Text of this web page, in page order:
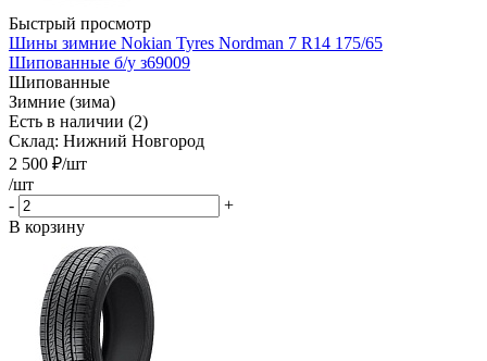
Быстрый просмотр
Шины зимние Nokian Tyres Nordman 7 R14 175/65
Шипованные б/у з69009
Шипованные
Зимние (зима)
Есть в наличии (2)
Склад: Нижний Новгород
2 500 ₽/шт
/шт
-
+
В корзину